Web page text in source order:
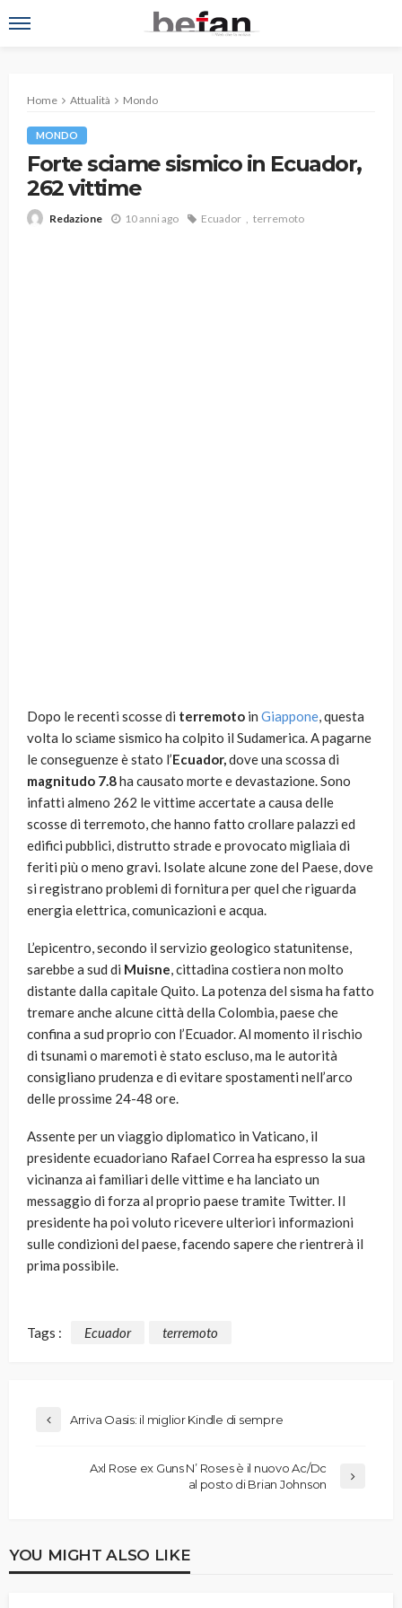
Home Attualità Mondo
MONDO
Forte sciame sismico in Ecuador,
262 vittime
Redazione 10 anni ago Ecuador terremoto
Dopo le recenti scosse di terremoto in Giappone, questa
volta lo sciame sismico ha colpito il Sudamerica. A pagarne
le conseguenze è stato l’Ecuador,dove una scossa di
magnitudo 7.8ha causato morte e devastazione. Sono
infatti almeno 262 le vittime accertate a causa delle
scosse di terremoto, che hanno fatto crollare palazzi ed
edifici pubblici, distrutto strade e provocato migliaia di
feriti più o meno gravi. Isolate alcune zone del Paese, dove
si registrano problemi di fornitura per quel che riguarda
energia elettrica, comunicazioni e acqua.
L’epicentro, secondo il servizio geologico statunitense,
sarebbe a sud di Muisne, cittadina costiera non molto
distante dalla capitale Quito. La potenza del sisma ha fatto
tremare anche alcune città della Colombia, paese che
confina a sud proprio con l’Ecuador. Al momento il rischio
di tsunami o maremoti è stato escluso, ma le autorità
consigliano prudenza e di evitare spostamenti nell’arco
delle prossime 24-48 ore.
Assente per un viaggio diplomatico in Vaticano, il
presidente ecuadoriano Rafael Correa ha espresso la sua
vicinanza ai familiari delle vittime e ha lanciato un
messaggio di forza al proprio paese tramite Twitter. Il
presidente ha poi voluto ricevere ulteriori informazioni
sulle condizioni del paese, facendo sapere che rientrerà il
prima possibile.
Tags : Ecuador terremoto
Arriva Oasis: il miglior Kindle di sempre
Axl Rose ex Guns N’ Roses è il nuovo Ac/Dc
al posto di Brian Johnson
YOU MIGHT ALSO LIKE